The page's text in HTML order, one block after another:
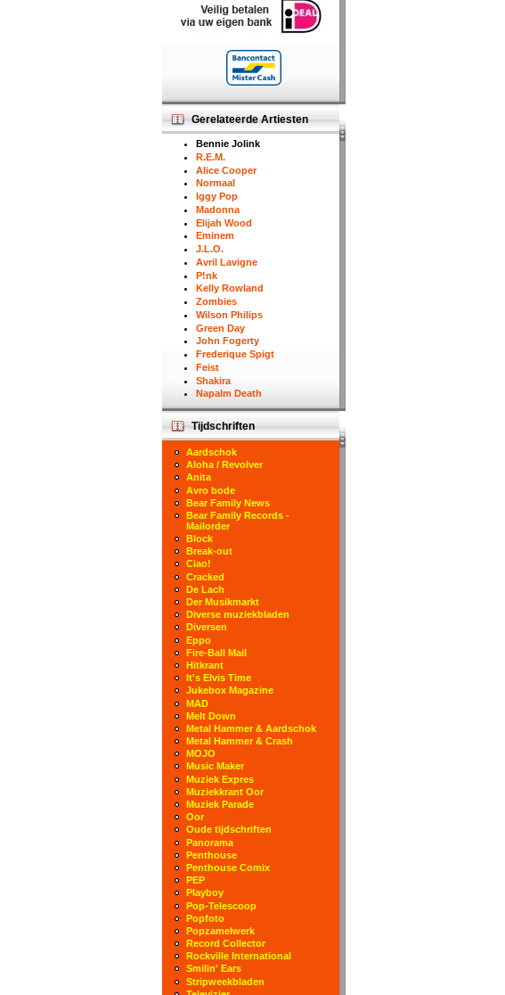
Gerelateerde Artiesten
Bennie Jolink
R.E.M.
Alice Cooper
Normaal
Iggy Pop
Madonna
Elijah Wood
Eminem
J.L.O.
Avril Lavigne
P!nk
Kelly Rowland
Zombies
Wilson Philips
Green Day
John Fogerty
Frederique Spigt
Feist
Shakira
Napalm Death
Tijdschriften
Aardschok
Aloha / Revolver
Anita
Avro bode
Bear Family News
Bear Family Records -
Mailorder
Block
Break-out
Ciao!
Cracked
De Lach
Der Musikmarkt
Diverse muziekbladen
Diversen
Eppo
Fire-Ball Mail
Hitkrant
It's Elvis Time
Jukebox Magazine
MAD
Melt Down
Metal Hammer & Aardschok
Metal Hammer & Crash
MOJO
Music Maker
Muziek Expres
Muziekkrant Oor
Muziek Parade
Oor
Oude tijdschriften
Panorama
Penthouse
Penthouse Comix
PEP
Playboy
Pop-Telescoop
Popfoto
Popzamelwerk
Record Collector
Rockville International
Smilin' Ears
Stripweekbladen